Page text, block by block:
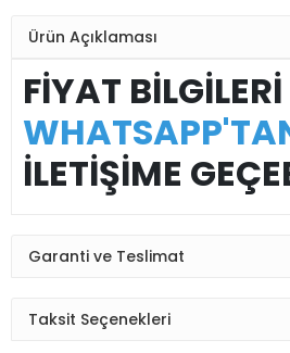
Ürün Açıklaması
FİYAT
İLETİŞİME
Garanti ve Teslimat
Taksit Seçenekleri